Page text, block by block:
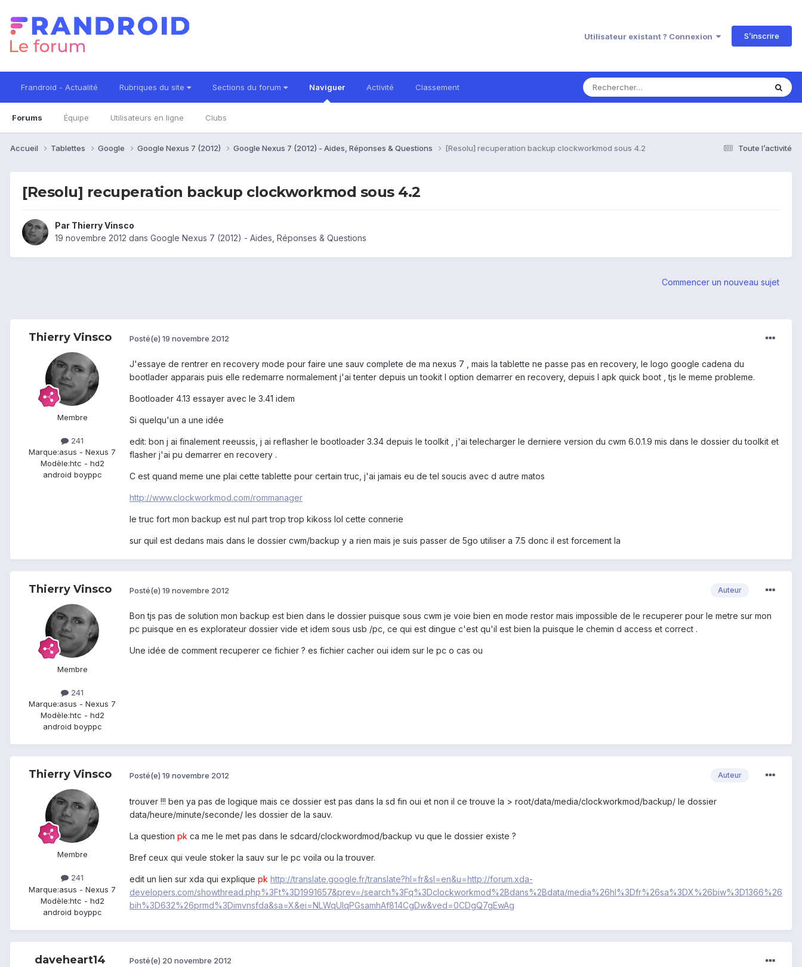
Utilisateur existant ? Connexion S’inscrire
Frandroid - Actualité Rubriques du site Sections du forum Naviguer
Forums Équipe Utilisateurs en ligne Clubs
Activité Classement
Toute l’activité
Accueil Tablettes Google Google Nexus 7 (2012) Google Nexus 7 (2012) - Aides, Réponses & Questions [Resolu] recuperation backup clockworkmod sous 4.2
[Resolu] recuperation backup clockworkmod sous 4.2
Par Thierry Vinsco
19 novembre 2012 dans Google Nexus 7 (2012) - Aides, Réponses & Questions
Commencer un nouveau sujet
Thierry Vinsco
Membre
241
Marque:asus - Nexus 7
Modèle:htc - hd2
android boyppc
Posté(e) 19 novembre 2012
J'essaye de rentrer en recovery mode pour faire une sauv complete de ma nexus 7 , mais la tablette ne passe pas en recovery, le logo google cadena du
bootlader apparais puis elle redemarre normalement j'ai tenter depuis un tookit l option demarrer en recovery, depuis l apk quick boot , tjs le meme probleme.
Bootloader 4.13 essayer avec le 3.41 idem
Si quelqu'un a une idée
edit: bon j ai finalement reeussis, j ai reflasher le bootloader 3.34 depuis le toolkit , j'ai telecharger le derniere version du cwm 6.0.1.9 mis dans le dossier du toolkit et
flasher j'ai pu demarrer en recovery .
C est quand meme une plai cette tablette pour certain truc, j'ai jamais eu de tel soucis avec d autre matos
http://www.clockworkmod.com/rommanager
le truc fort mon backup est nul part trop trop kikoss lol cette connerie
sur quil est dedans mais dans le dossier cwm/backup y a rien mais je suis passer de 5go utiliser a 7.5 donc il est forcement la
Thierry Vinsco
Membre
241
Marque:asus - Nexus 7
Modèle:htc - hd2
android boyppc
Auteur
Posté(e) 19 novembre 2012
Bon tjs pas de solution mon backup est bien dans le dossier puisque sous cwm je voie bien en mode restor mais impossible de le recuperer pour le metre sur mon
pc puisque en es explorateur dossier vide et idem sous usb /pc, ce qui est dingue c'est qu'il est bien la puisque le chemin d access et correct .
Une idée de comment recuperer ce fichier ? es fichier cacher oui idem sur le pc o cas ou
Thierry Vinsco
Membre
241
Marque:asus - Nexus 7
Modèle:htc - hd2
android boyppc
Auteur
Posté(e) 19 novembre 2012
trouver !!! ben ya pas de logique mais ce dossier est pas dans la sd fin oui et non il ce trouve la > root/data/media/clockworkmod/backup/ le dossier
data/heure/minute/seconde/ les dossier de la sauv.
La question pk ca me le met pas dans le sdcard/clockwordmod/backup vu que le dossier existe ?
Bref ceux qui veule stoker la sauv sur le pc voila ou la trouver.
edit un lien sur xda qui explique pk http://translate.google.fr/translate?hl=fr&sl=en&u=http://forum.xda-
developers.com/showthread.php%3Ft%3D1991657&prev=/search%3Fq%3Dclockworkmod%2Bdans%2Bdata/media%26hl%3Dfr%26sa%3DX%26biw%3D1366%26
bih%3D632%26prmd%3Dimvnsfda&sa=X&ei=NLWqUIqPGsamhAf814CgDw&ved=0CDgQ7gEwAg
daveheart14 Posté(e) 20 novembre 2012